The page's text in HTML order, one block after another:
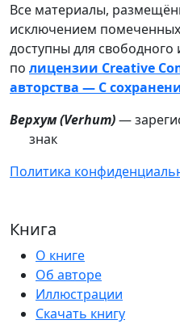
Все материалы,
исключением
доступны для свободного
по лицензии Creative
авторства — С
Верхум (Verhum)—
знак
Политика
Книга
О книге
Об авторе
Иллюстрации
Скачать книгу